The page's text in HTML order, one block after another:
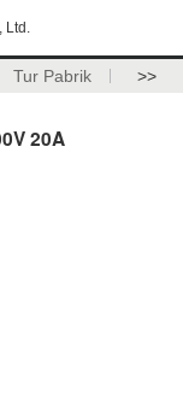
Ltd.
Tur Pabrik >>
20A